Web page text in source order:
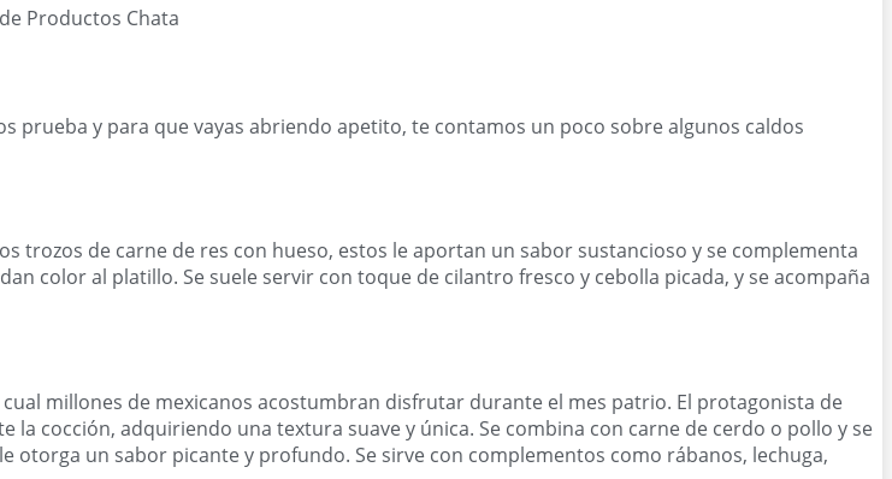
prueba y para que vayas abriendo apetito, te contamos un poco sobre algunos caldos
trozos de carne de res con hueso, estos le aportan un sabor sustancioso y se complementa
color al platillo. Se suele servir con toque de cilantro fresco y cebolla picada, y se acompaña
cual millones de mexicanos acostumbran disfrutar durante el mes patrio. El protagonista de
cocción, adquiriendo una textura suave y única. Se combina con carne de cerdo o pollo y se
un sabor picante y profundo. Se sirve con complementos como rábanos, lechuga,